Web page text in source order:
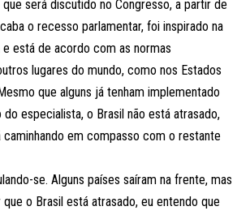
será discutido no Congresso, a partir de
o recesso parlamentar, foi inspirado na
e está de acordo com as normas
lugares do mundo, como nos Estados
que alguns já tenham implementado
do especialista, o Brasil não está atrasado,
em compasso com o restante
se. Alguns países saíram na frente, mas
o Brasil está atrasado, eu entendo que